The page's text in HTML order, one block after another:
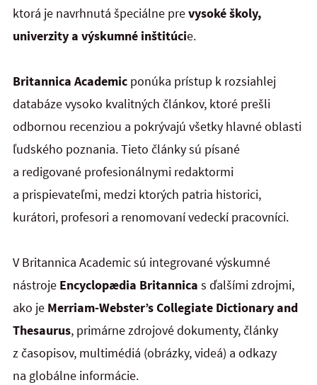
ktorá je navrhnutá špeciálne prevysoké školy,
univerzity a výskumné inštitúcie.
Britannica Academic ponúka prístup k rozsiahlej
databáze vysoko kvalitných článkov, ktoré prešli
odbornou recenziou a pokrývajú všetky hlavné oblasti
ľudského poznania. Tieto články sú písané
a redigované profesionálnymi redaktormi
a prispievateľmi, medzi ktorých patria historici,
kurátori, profesori a renomovaní vedeckí pracovníci.
V Britannica Academic sú integrované výskumné
nástroje Encyclopædia Britannica s ďalšími zdrojmi,
ako je Merriam-Webster’s Collegiate Dictionary and
Thesaurus, primárne zdrojové dokumenty, články
z časopisov, multimédiá (obrázky, videá) a odkazy
na globálne informácie.